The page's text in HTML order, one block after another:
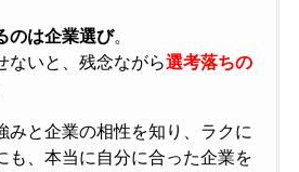
のは企業選び。
ないと、残念ながら選考落ちの
みと企業の相性を知り、ラクに
も、本当に自分に合った企業を